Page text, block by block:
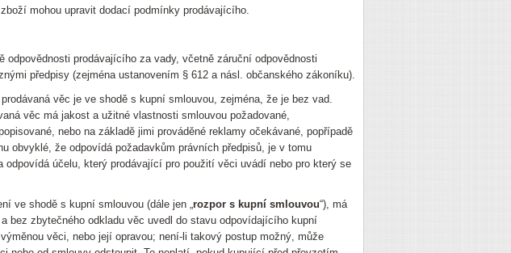
mohou upravit dodací podmínky prodávajícího.
odpovědnosti prodávajícího za vady, včetně záruční odpovědnosti
předpisy (zejména ustanovením § 612 a násl. občanského zákoníku).
věc je ve shodě s kupní smlouvou, zejména, že je bez vad.
věc má jakost a užitné vlastnosti smlouvou požadované,
nebo na základě jimi prováděné reklamy očekávané, popřípadě
obvyklé, že odpovídá požadavkům právních předpisů, je v tomu
účelu, který prodávající pro použití věci uvádí nebo pro který se
ve shodě s kupní smlouvou (dále jen „rozpor s kupní smlouvou“), má
bez zbytečného odkladu věc uvedl do stavu odpovídajícího kupní
věci, nebo její opravou; není-li takový postup možný, může